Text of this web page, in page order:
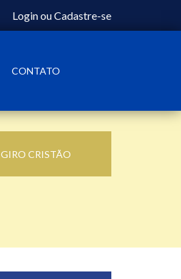
LoginouCadastre-se
CONTATO
GIRO CRISTÃO